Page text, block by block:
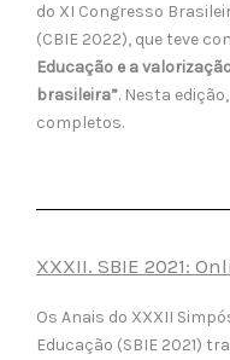
do XI Congresso
(CBIE 2022), que teve
Educação e a
brasileira”. Nesta
completos.
XXXII. SBIE 2021:
Os Anais do XXXII
Educação (SBIE 2021)